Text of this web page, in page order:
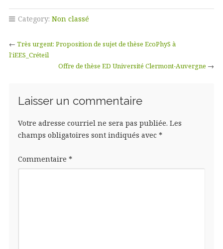
Category: Non classé
← Très urgent: Proposition de sujet de thèse EcoPhyS à
l’iEES_Créteil
Offre de thèse ED Université Clermont-Auvergne →
Laisser un commentaire
Votre adresse courriel ne sera pas publiée. Les
champs obligatoires sont indiqués avec *
Commentaire *